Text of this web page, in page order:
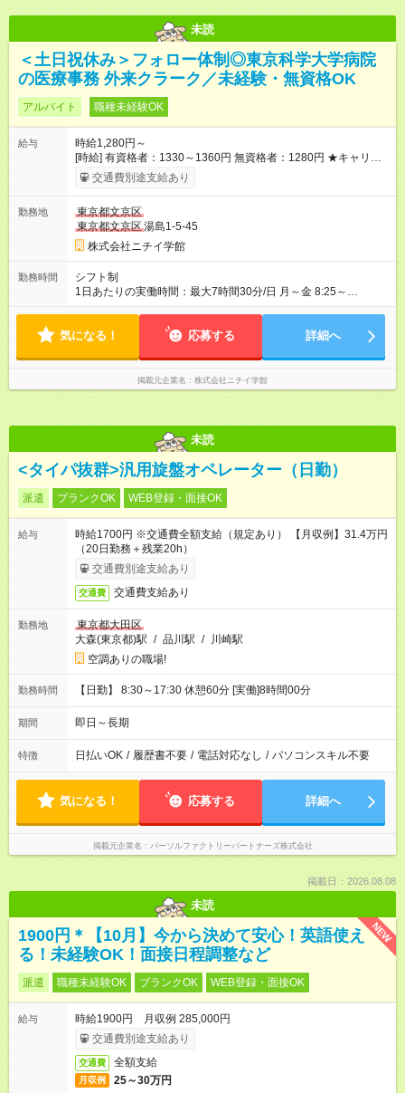
未読
＜土日祝休み＞フォロー体制◎東京科学大学病院
の医療事務 外来クラーク／未経験・無資格OK
アルバイト 職種未経験OK
給与
時給1,280円～
[時給] 有資格者：1330～1360円 無資格者：1280円 ★キャリア
アップ制度あり 進級により給与がアップします！ 【試用期間】
試用期間あり 試用期間の長さ：3ヶ月 雇用形態、給与は本採用
交通費別途支給あり
勤務地
東京都文京区
東京都文京区湯島1-5-45
株式会社ニチイ学館
勤務時間
シフト制
1日あたりの実働時間：最大7時間30分/日 月～金 8:25～
16:55（休憩60分） 8:30～17:00（休憩60分） ※上記曜日や時間
気になる！ 応募する 詳細へ
掲載元企業名 株式会社ニチイ学館
未読
<タイパ抜群>汎用旋盤オペレーター（日勤）
派遣 ブランクOK WEB登録・面接OK
給与
時給1700円 ※交通費全額支給（規定あり） 【月収例】31.4万円
（20日勤務＋残業20h）
交通費別途支給あり
交通費 交通費支給あり
勤務地
東京都大田区
大森(東京都)駅 / 品川駅 / 川崎駅
空調ありの職場!
勤務時間 【日勤】 8:30～17:30 休憩60分 [実働]8時間00分
期間 即日～長期
特徴 日払いOK / 履歴書不要 / 電話対応なし / パソコンスキル不要
気になる！ 応募する 詳細へ
掲載元企業名 パーソルファクトリーパートナーズ株式会社
掲載日：2026.08.08
未読
NEW
1900円＊【10月】今から決めて安心！英語使え
る！未経験OK！面接日程調整など
派遣 職種未経験OK ブランクOK WEB登録・面接OK
給与
時給1900円 月収例 285,000円
交通費別途支給あり
交通費 全額支給
月収例 25～30万円